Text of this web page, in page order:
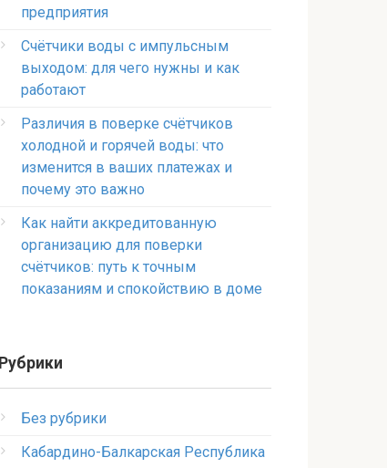
предприятия
Счётчики воды с импульсным
выходом: для чего нужны и как
работают
Различия в поверке счётчиков
холодной и горячей воды: что
изменится в ваших платежах и
почему это важно
Как найти аккредитованную
организацию для поверки
счётчиков: путь к точным
показаниям и спокойствию в доме
Рубрики
Без рубрики
Кабардино-Балкарская Республика